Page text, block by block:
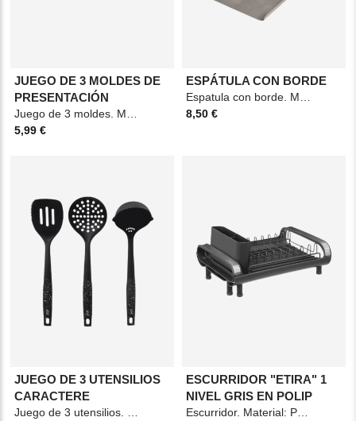
JUEGO DE 3 MOLDES DE
PRESENTACIÓN
Juego de 3 moldes. Material: Acero Medidas: 8x12cm Color: Gris
5,99 €
ESPÁTULA CON BORDE
Espatula con borde. Material: Acero Medidas: 31,5x15x9cm Color: Gris
8,50 €
JUEGO DE 3 UTENSILIOS
CARACTERE
ESCURRIDOR "ETIRA" 1
NIVEL GRIS EN POLIP